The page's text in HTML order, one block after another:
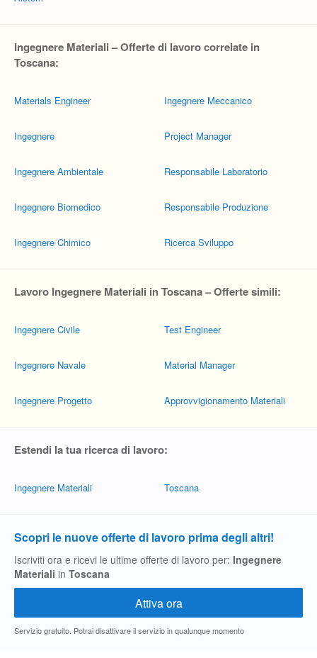
Ingegnere Materiali – Offerte di lavoro correlate in
Toscana:
Materials Engineer
Ingegnere
Ingegnere Ambientale
Ingegnere Biomedico
Ingegnere Chimico
Ingegnere Meccanico
Project Manager
Responsabile Laboratorio
Responsabile Produzione
Ricerca Sviluppo
Lavoro Ingegnere Materiali in Toscana – Offerte simili:
Ingegnere Civile
Ingegnere Navale
Ingegnere Progetto
Test Engineer
Material Manager
Approvvigionamento Materiali
Estendi la tua ricerca di lavoro:
Ingegnere Materiali Toscana
Scopri le nuove offerte di lavoro prima degli altri!
Iscriviti ora e ricevi le ultime offerte di lavoro per: Ingegnere
Materiali in Toscana
Servizio gratuito. Potrai disattivare il servizio in qualunque momento